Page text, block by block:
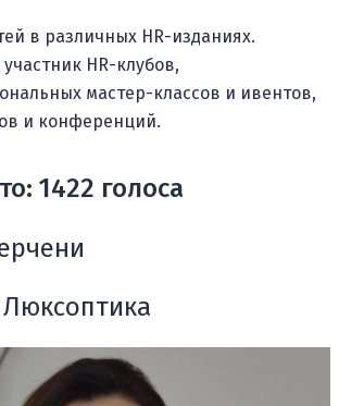
в различных HR-изданиях.
HR-клубов,
мастер-классов и ивентов,
и конференций.
1422 голоса
Люксоптика